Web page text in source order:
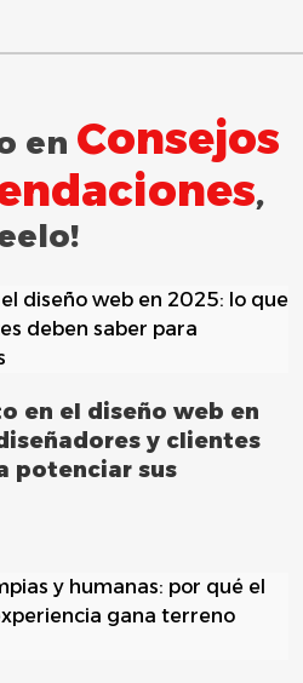
en Consejos
,
en el diseño web en
y clientes
potenciar sus